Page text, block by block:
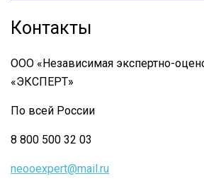
Контакты
ООО «Независимая экспертно-
«ЭКСПЕРТ»
По всей России
8 800 500 32 03
neooexpert@mail.ru